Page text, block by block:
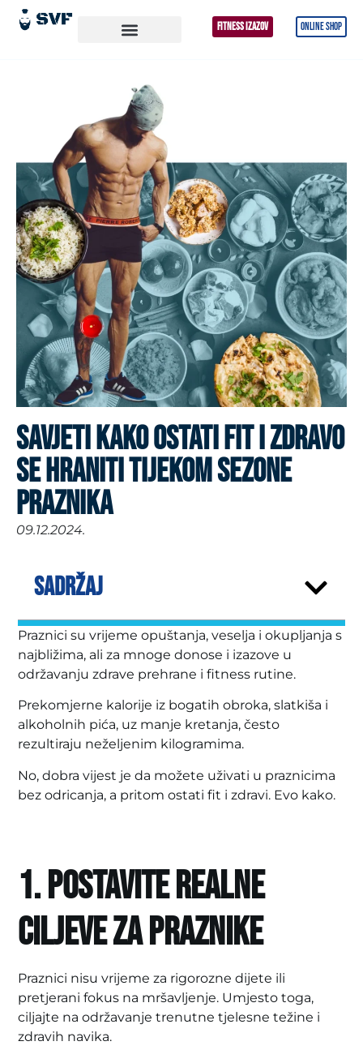
FITNESS IZAZOV ONLINE SHOP
SAVJETI KAKO OSTATI FIT I ZDRAVO
SE HRANITI TIJEKOM SEZONE
PRAZNIKA
09.12.2024.
SADRŽAJ
Praznici su vrijeme opuštanja, veselja i okupljanja s
najbližima, ali za mnoge donose i izazove u
održavanju zdrave prehrane i fitness rutine.
Prekomjerne kalorije iz bogatih obroka, slatkiša i
alkoholnih pića, uz manje kretanja, često
rezultiraju neželjenim kilogramima.
No, dobra vijest je da možete uživati u praznicima
bez odricanja, a pritom ostati fit i zdravi. Evo kako.
1. Postavite realne
ciljeve za praznike
Praznici nisu vrijeme za rigorozne dijete ili
pretjerani fokus na mršavljenje. Umjesto toga,
ciljajte na održavanje trenutne tjelesne težine i
zdravih navika.